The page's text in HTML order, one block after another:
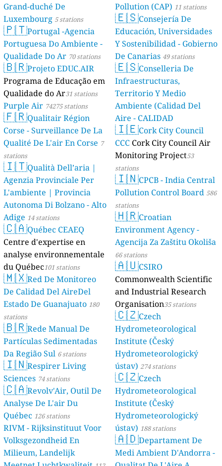
Pollution (CAP) 11 stations
🇪🇸Consejería De
Educación, Universidades
Y Sostenibilidad - Gobierno
De Canarias 49 stations
🇪🇸Conselleria De
Infraestructuras,
Territorio Y Medio
Ambiente (Calidad Del
Aire - CALIDAD
AMBIENTAL) 23 stations
🇮🇪Cork City Council
CCC Cork City Council Air
Monitoring Project53
stations
🇮🇳CPCB - India Central
Pollution Control Board 586
stations
🇭🇷Croatian
Environment Agency -
Agencija Za Zaštitu Okoliša
66 stations
🇦🇺CSIRO
Commonwealth Scientific
and Industrial Research
Organisation35 stations
🇨🇿Czech
Hydrometeorological
Institute (Český
Hydrometeorologický
ústav) 274 stations
🇨🇿Czech
Hydrometeorological
Institute (Český
Hydrometeorologický
ústav) 188 stations
🇦🇩Departament De
Medi Ambient D'Andorra -
Grand-duché De
Luxembourg 5 stations
🇵🇹Portugal -Agencia
Portuguesa Do Ambiente -
Qualidade Do Ar 70 stations
🇧🇷Projeto EDUC.AIR
Programa de Educação em
Qualidade do Ar31 stations
Purple Air 74275 stations
🇫🇷Qualitair Région
Corse - Surveillance De La
Qualité De L'air En Corse 7
stations
🇮🇹Qualità Dell’aria |
Agenzia Provinciale Per
L'ambiente | Provincia
Autonoma Di Bolzano - Alto
Adige 14 stations
🇨🇦Québec CEAEQ
Centre d'expertise en
analyse environnementale
du Québec101 stations
🇲🇽Red De Monitoreo
De Calidad Del AireDel
Estado De Guanajuato 180
stations
🇧🇷Rede Manual De
Partículas Sedimentadas
Da Região Sul 6 stations
🇮🇳Respirer Living
Sciences 74 stations
🇨🇦Revolv'Air, Outil De
Analyse De L'air Du
Québec 126 stations
RIVM - Rijksinstituut Voor
Volksgezondheid En
Milieum, Landelijk